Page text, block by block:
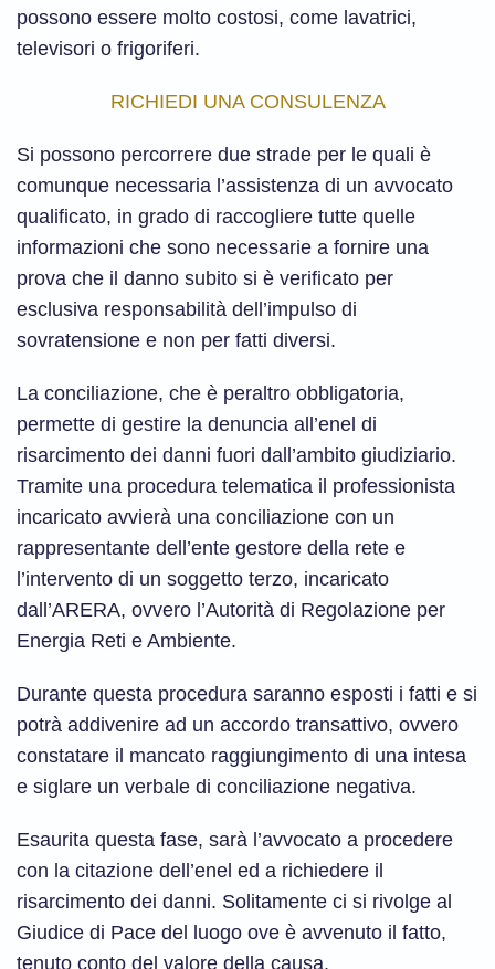
possono essere molto costosi, come lavatrici,
televisori o frigoriferi.
RICHIEDI UNA CONSULENZA
Si possono percorrere due strade per le quali è
comunque necessaria l’assistenza di un avvocato
qualificato, in grado di raccogliere tutte quelle
informazioni che sono necessarie a fornire una
prova che il danno subito si è verificato per
esclusiva responsabilità dell’impulso di
sovratensione e non per fatti diversi.
La conciliazione, che è peraltro obbligatoria,
permette di gestire la denuncia all’enel di
risarcimento dei danni fuori dall’ambito giudiziario.
Tramite una procedura telematica il professionista
incaricato avvierà una conciliazione con un
rappresentante dell’ente gestore della rete e
l’intervento di un soggetto terzo, incaricato
dall’ARERA, ovvero l’Autorità di Regolazione per
Energia Reti e Ambiente.
Durante questa procedura saranno esposti i fatti e si
potrà addivenire ad un accordo transattivo, ovvero
constatare il mancato raggiungimento di una intesa
e siglare un verbale di conciliazione negativa.
Esaurita questa fase, sarà l’avvocato a procedere
con la citazione dell’enel ed a richiedere il
risarcimento dei danni. Solitamente ci si rivolge al
Giudice di Pace del luogo ove è avvenuto il fatto,
tenuto conto del valore della causa.